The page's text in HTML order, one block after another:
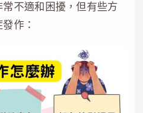
不適和困擾，但有些方
作：